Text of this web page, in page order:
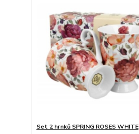
Set 2 hrnků SPRING ROSES WHITE